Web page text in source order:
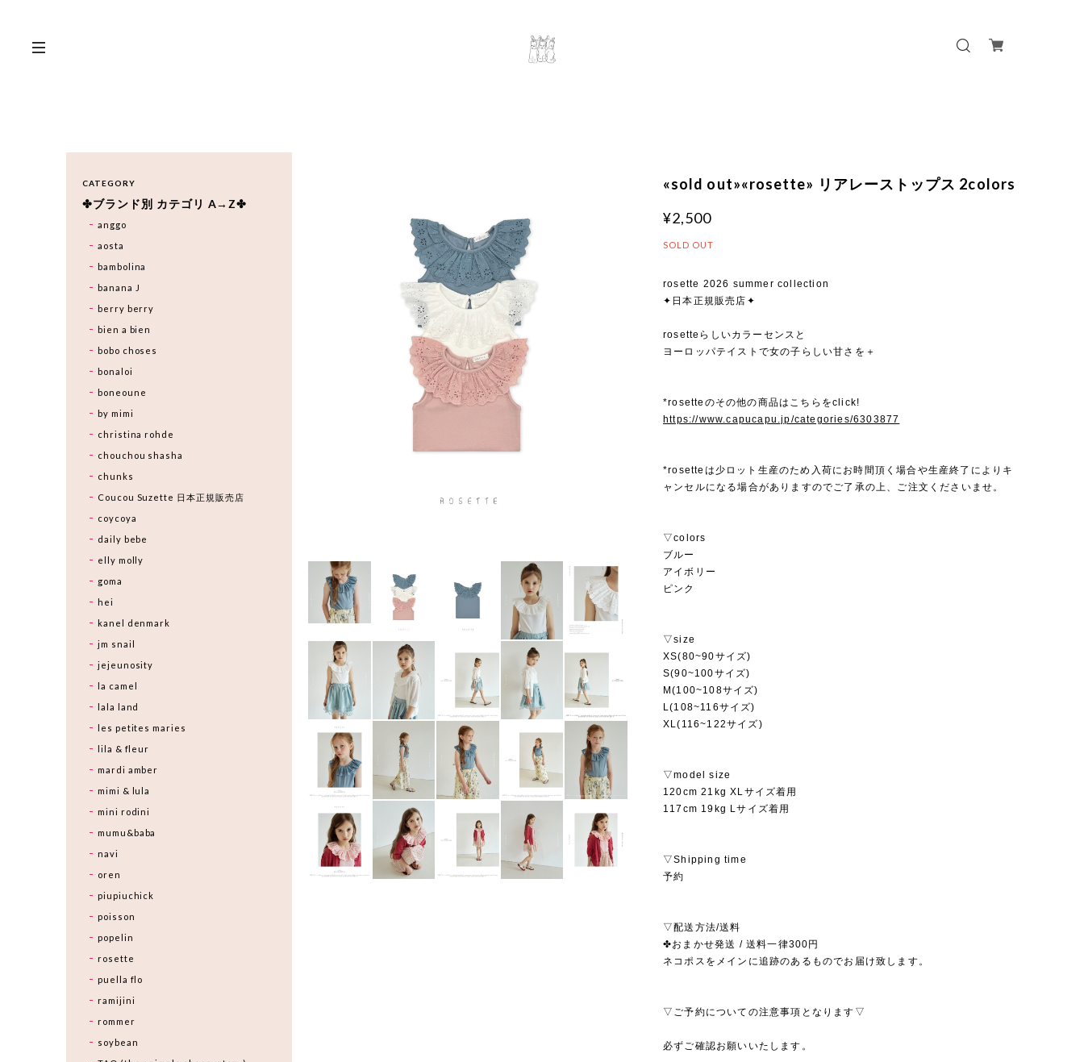
«sold out»«rosette» リアレーストップス 2colors
¥2,500
SOLD OUT
rosette 2026 summer collection
✦日本正規販売店✦
rosetteらしいカラーセンスと
ヨーロッパテイストで女の子らしい甘さを＋
*rosetteのその他の商品はこちらをclick!
https://www.capucapu.jp/categories/6303877
*rosetteは少ロット生産のため入荷にお時間頂く場合や生産終了によりキ
ャンセルになる場合がありますのでご了承の上、ご注文くださいませ。
▽colors
ブルー
アイボリー
ピンク
▽size
XS(80~90サイズ)
S(90~100サイズ)
M(100~108サイズ)
L(108~116サイズ)
XL(116~122サイズ)
▽model size
120cm 21kg XLサイズ着用
117cm 19kg Lサイズ着用
▽Shipping time
予約
▽配送方法/送料
✤おまかせ発送 / 送料一律300円
ネコポスをメインに追跡のあるものでお届け致します。
▽ご予約についての注意事項となります▽
必ずご確認お願いいたします。
CATEGORY
✤ブランド別 カテゴリ A→Z✤
anggo
aosta
bambolina
banana J
berry berry
bien a bien
bobo choses
bonaloi
boneoune
by mimi
christina rohde
chouchou shasha
chunks
Coucou Suzette 日本正規販売店
coycoya
daily bebe
elly molly
goma
hei
kanel denmark
jm snail
jejeunosity
la camel
lala land
les petites maries
lila & fleur
mardi amber
mimi & lula
mini rodini
mumu&baba
navi
oren
piupiuchick
poisson
popelin
rosette
puella flo
ramijini
rommer
soybean